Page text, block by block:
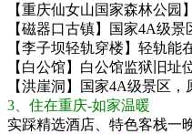
【重庆仙女山国家森林公
【磁器口古镇】国家4A级
【李子坝轻轨穿楼】轻轨
【白公馆】白公馆监狱旧
【洪崖洞】国家4A级景区
3、住在重庆-如家温暖
实踩精选酒店、特色客栈一